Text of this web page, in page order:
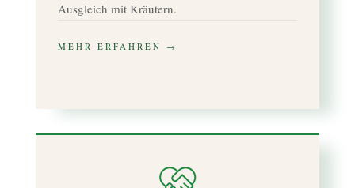
Ausgleich mit Kräutern.
MEHR ERFAHREN →